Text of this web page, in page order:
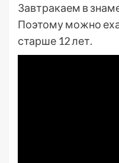
Завтракаем в
Поэтому можно
старше 12 лет.